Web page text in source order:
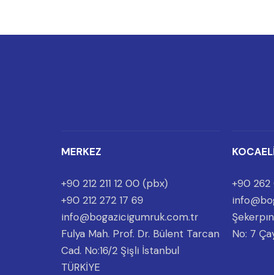
MERKEZ
+90 212 211 12 00 (pbx)
+90 212 272 17 69
info@bogazicigumruk.com.tr
Fulya Mah. Prof. Dr. Bülent Tarcan
Cad. No:16/2 Şişli İstanbul
TÜRKİYE
+90 262
No: 7